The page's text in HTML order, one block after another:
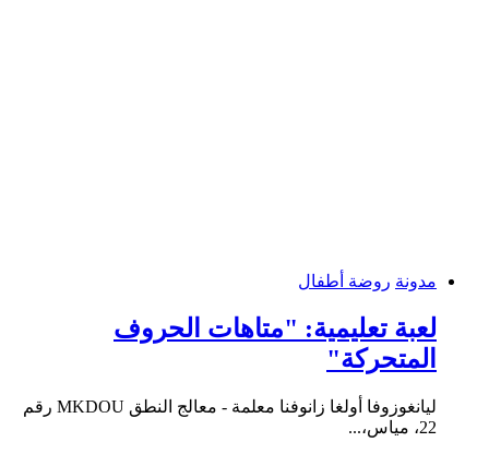
مدونة روضة أطفال
لعبة تعليمية: "متاهات الحروف
المتحركة"
ليانغوزوفا أولغا زانوفنا معلمة - معالج النطق MKDOU رقم
22، مياس،...